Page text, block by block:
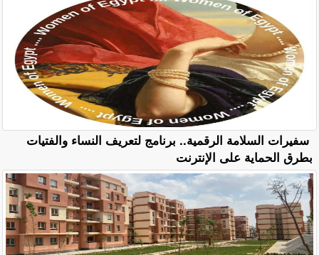
سفيرات السلامة الرقمية.. برنامج لتعريف النساء والفتيات
بطرق الحماية على الإنترنت